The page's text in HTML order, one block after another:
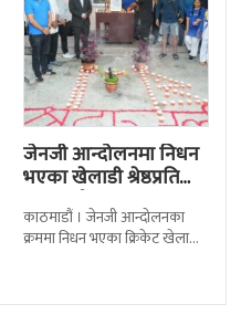
जेनजी आन्दोलनमा निधन
भएका खेलाडी श्रेष्ठप्रति
श्रद्धाञ्जली
काठमाडौं । जेनजी आन्दोलनका
क्रममा निधन भएका क्रिकेट खेलाडी
त्रिपुरेश्वरस्थीत राष्ट्रिय खेलकुद